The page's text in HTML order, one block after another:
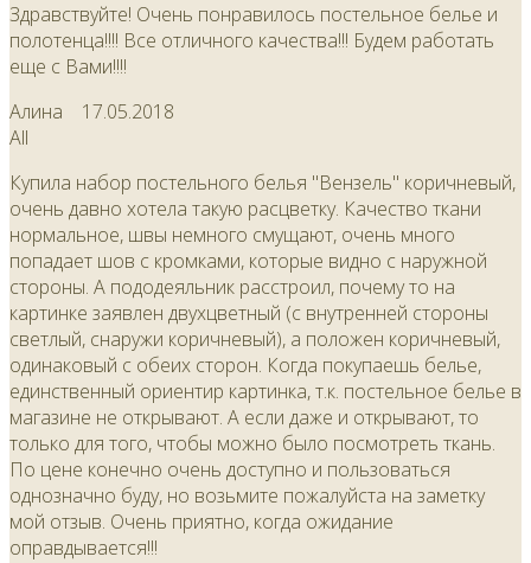
Здравствуйте! Очень понравилось постельное белье и
полотенца!!!! Все отличного качества!!! Будем работать
еще с Вами!!!!
Алина 17.05.2018
All
Купила набор постельного белья "Вензель" коричневый,
очень давно хотела такую расцветку. Качество ткани
нормальное, швы немного смущают, очень много
попадает шов с кромками, которые видно с наружной
стороны. А пододеяльник расстроил, почему то на
картинке заявлен двухцветный (с внутренней стороны
светлый, снаружи коричневый), а положен коричневый,
одинаковый с обеих сторон. Когда покупаешь белье,
единственный ориентир картинка, т.к. постельное белье в
магазине не открывают. А если даже и открывают, то
только для того, чтобы можно было посмотреть ткань.
По цене конечно очень доступно и пользоваться
однозначно буду, но возьмите пожалуйста на заметку
мой отзыв. Очень приятно, когда ожидание
оправдывается!!!